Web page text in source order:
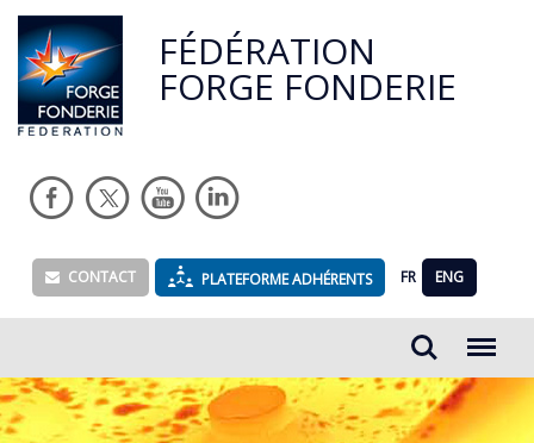
FÉDÉRATION
FORGE FONDERIE
CONTACT PLATEFORME ADHÉRENTS FR ENG
Rechercher...